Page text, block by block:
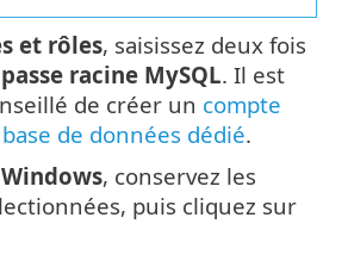
et rôles, saisissez deux fois
racine MySQL. Il est
de créer un compte
de données dédié.
, conservez les
puis cliquez sur